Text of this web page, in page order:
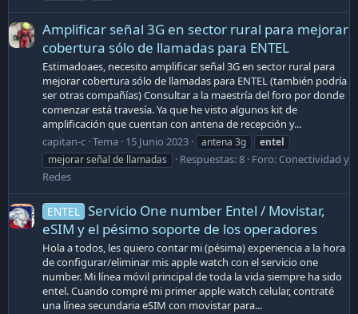
Amplificar señal 3G en sector rural para mejorar
cobertura sólo de llamadas para ENTEL
Estimadoaes, necesito amplificar señal 3G en sector rural para
mejorar cobertura sólo de llamadas para ENTEL (también podría
ser otras compañías) Consultar a la maestría del foro por donde
comenzar está travesía. Ya que he visto algunos kit de
amplificación que cuentan con antena de recepción y...
capitan-c Tema 15 Junio 2023 antena 3g
entel
mejorar señal de llamadas
Respuestas: 8 Foro: Conectividad y
Redes
ENTEL Servicio One number Entel / Movistar,
eSIM y el pésimo soporte de los operadores
Hola a todos, les quiero contar mi (pésima) experiencia a la hora
de configurar/eliminar mis apple watch con el servicio one
number. Mi línea móvil principal de toda la vida siempre ha sido
entel. Cuando compré mi primer apple watch celular, contraté
una línea secundaria eSIM con movistar para...